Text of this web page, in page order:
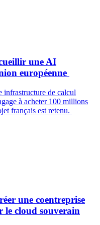
une AI
européenne
infrastructure de calcul
à acheter 100 millions
français est retenu.
une coentreprise
le cloud souverain